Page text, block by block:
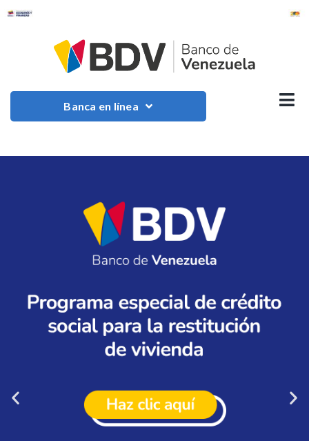
Banca en línea